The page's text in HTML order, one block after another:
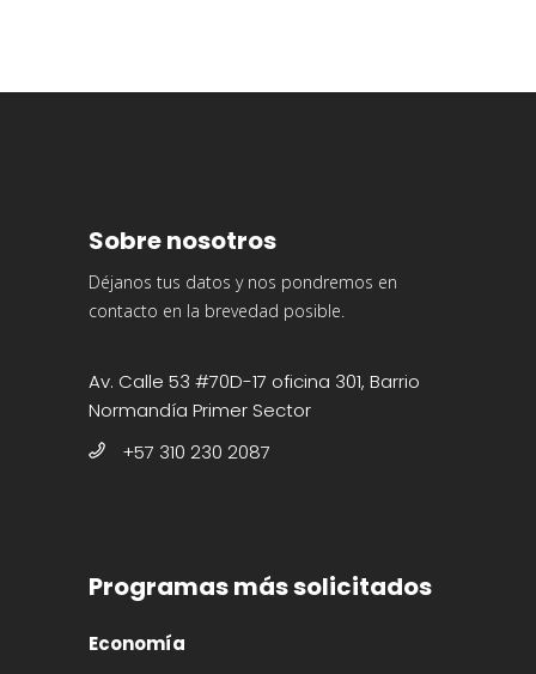
Sobre nosotros
Déjanos tus datos y nos pondremos en
contacto en la brevedad posible.
Av. Calle 53 #70D-17 oficina 301, Barrio
Normandía Primer Sector
+57 310 230 2087
Programas más solicitados
Economía